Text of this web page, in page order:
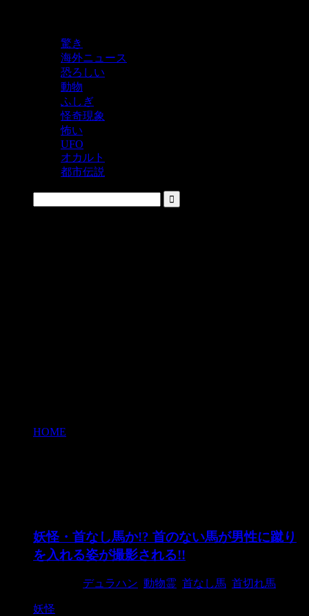
驚き
海外ニュース
恐ろしい
動物
ふしぎ
怪奇現象
怖い
UFO
オカルト
都市伝説
HOME
妖怪・首なし馬か!? 首のない馬が男性に蹴り
を入れる姿が撮影される!!
デュラハン 動物霊 首なし馬 首切れ馬
妖怪